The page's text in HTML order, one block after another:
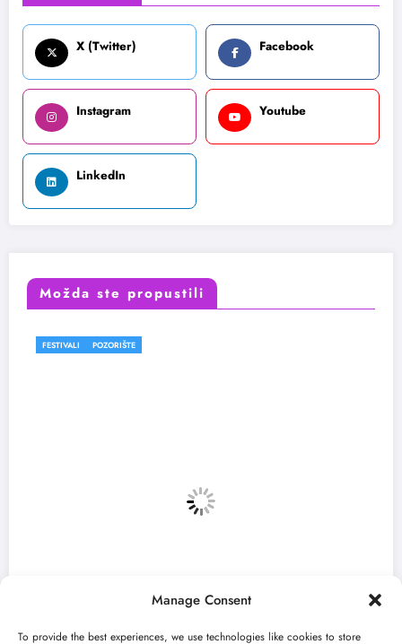
Manage Consent
To provide the best experiences, we use technologies like cookies to store
X (Twitter) Facebook
Instagram Youtube
LinkedIn
Možda ste propustili